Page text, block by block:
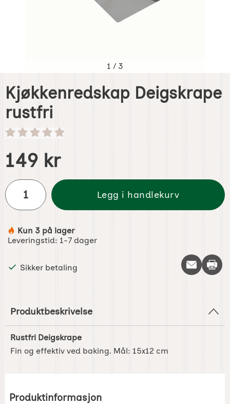
1 / 3
Kjøkkenredskap Deigskrape
rustfri
Handle dette produktet, Kjøkkenredskap Deigskrape
pris
149 kr
antall
Legg i handlekurv
Produkttilgjengelighet:
Kun 3 på lager
Leveringstid: 1-7 dager
Sikker betaling Skriv
Produktbeskrivelse
Rustfri Deigskrape
Fin og effektiv ved baking. Mål: 15x12 cm
Produktinformasjon